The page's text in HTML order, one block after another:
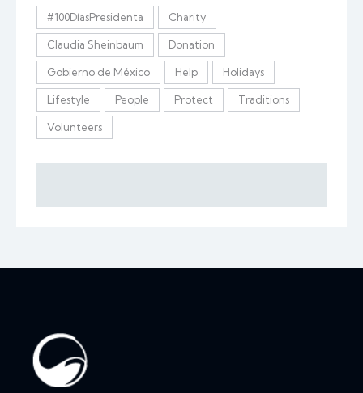
#100DíasPresidenta Charity
Claudia Sheinbaum Donation
Gobierno de México Help Holidays
Lifestyle People Protect Traditions
Volunteers